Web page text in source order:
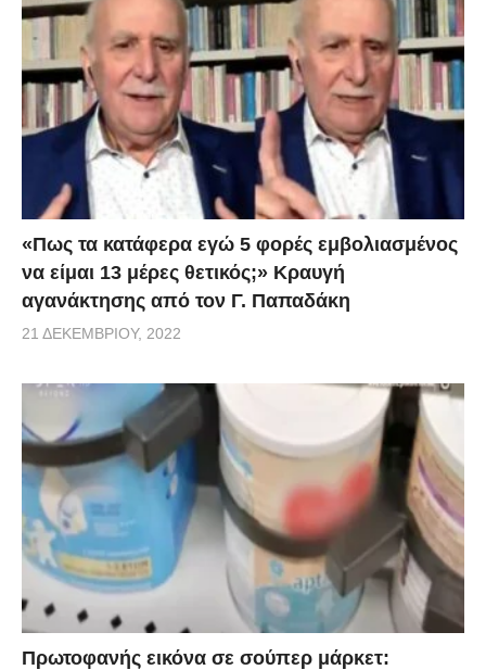
«Πως τα κατάφερα εγώ 5 φορές εμβoλιασμένος
να είμαι 13 μέρες θετικός;» Κραυγή
αγανάκτησης από τον Γ. Παπαδάκη
21 ΔΕΚΕΜΒΡΊΟΥ, 2022
Πρωτοφανής εικόνα σε σούπερ μάρκετ: